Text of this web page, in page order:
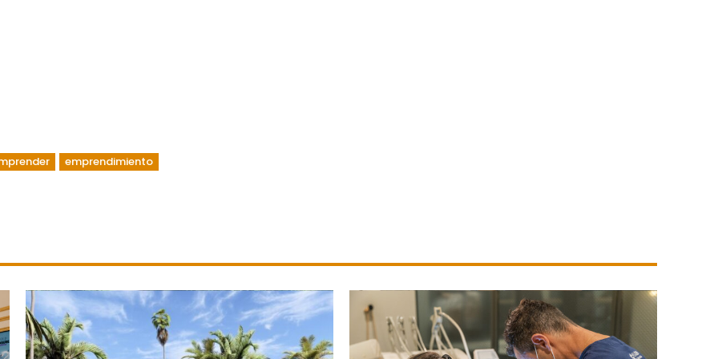
emprendimiento